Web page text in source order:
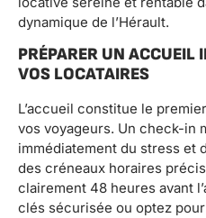
dynamique de l’Hérault.
PRÉPARER UN ACCUEIL
VOS LOCATAIRES
L’accueil constitue le
vos voyageurs. Un check-in
immédiatement du stress et
des créneaux horaires
clairement 48 heures avant
clés sécurisée ou optez